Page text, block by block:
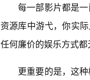
每一部影片都是
资源库中游弋，你实
任何廉价的娱乐方式都
更重要的是，这